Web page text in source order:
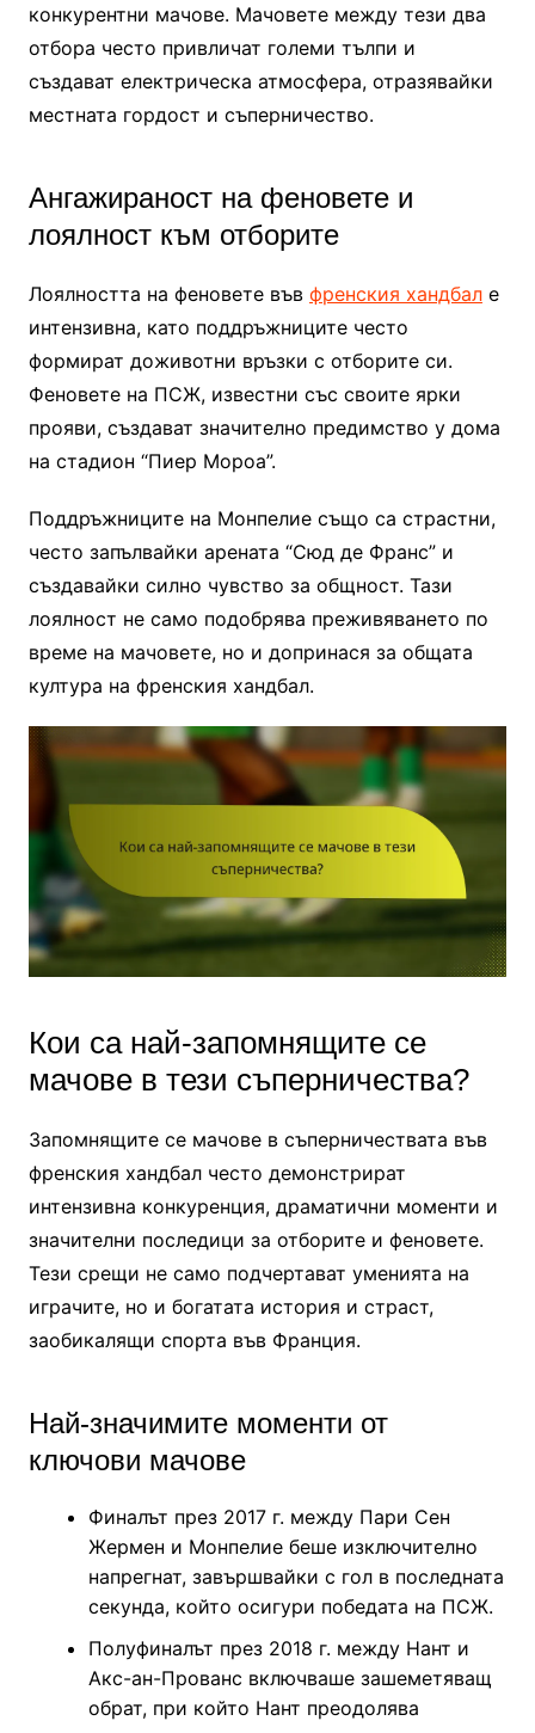
конкурентни мачове. Мачовете между тези два
отбора често привличат големи тълпи и
създават електрическа атмосфера, отразявайки
местната гордост и съперничество.
Ангажираност на феновете и
лоялност към отборите
Лоялността на феновете във френския хандбале
интензивна, като поддръжниците често
формират доживотни връзки с отборите си.
Феновете на ПСЖ, известни със своите ярки
прояви, създават значително предимство у дома
на стадион “Пиер Мороа”.
Поддръжниците на Монпелие също са страстни,
често запълвайки арената “Сюд де Франс” и
създавайки силно чувство за общност. Тази
лоялност не само подобрява преживяването по
време на мачовете, но и допринася за общата
култура на френския хандбал.
Кои са най-запомнящите се
мачове в тези съперничества?
Запомнящите се мачове в съперничествата във
френския хандбал често демонстрират
интензивна конкуренция, драматични моменти и
значителни последици за отборите и феновете.
Тези срещи не само подчертават уменията на
играчите, но и богатата история и страст,
заобикалящи спорта във Франция.
Най-значимите моменти от
ключови мачове
Финалът през 2017 г. между Пари Сен
Жермен и Монпелие беше изключително
напрегнат, завършвайки с гол в последната
секунда, който осигури победата на ПСЖ.
Полуфиналът през 2018 г. между Нант и
Акс-ан-Прованс включваше зашеметяващ
обрат, при който Нант преодолява